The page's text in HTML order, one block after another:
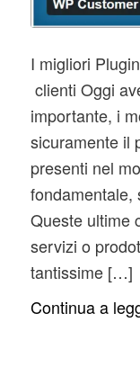
I migliori
clienti Oggi
importante, i
sicuramente il
presenti nel
fondamentale,
Queste ultime
servizi o
tantissime […]
Continua a